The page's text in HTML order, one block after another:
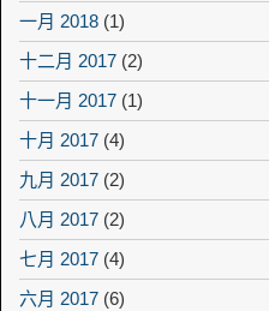
一月 2018 (1)
十二月 2017 (2)
十一月 2017 (1)
十月 2017 (4)
九月 2017 (2)
八月 2017 (2)
七月 2017 (4)
六月 2017 (6)